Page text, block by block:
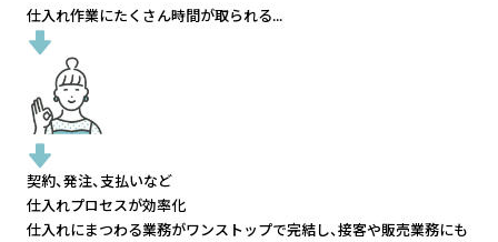
仕入れ作業にたくさん時間が取られる...
契約、発注、支払いなど
仕入れプロセスが効率化
仕入れにまつわる業務がワンストップで完結し、接客や販売業務にも